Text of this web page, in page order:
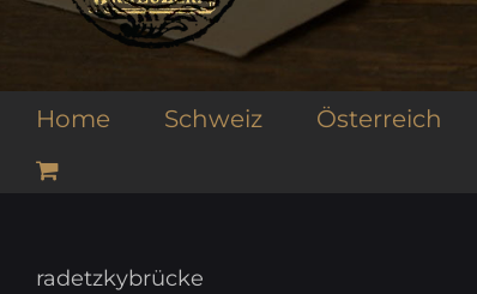
Home Schweiz Österreich
radetzkybrücke